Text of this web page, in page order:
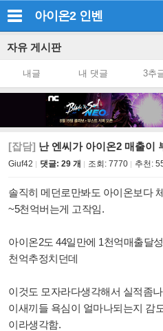
아이온2 인벤
자유 게시판
내글 내 댓글 3추
[잡담] 난 엔씨가 아이온2 매출이
Giuf42 댓글: 29 개 조회: 7770 추천:
솔직히 메던로만봐도 아이온보다
~5천억버는게 고작임.
아이온2도 44일만에 1천억매출달
천억추정치던데
이것도 모자라다생각해서 실적좀
이새끼들 욕심이 얼마나되는지 감
이라생각함.